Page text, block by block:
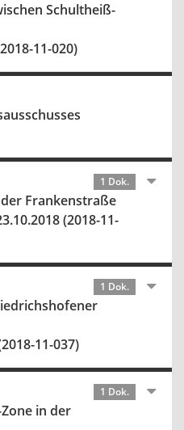
Schultheiß-
11-020)
1 Dok.
Frankenstraße
(2018-11-
1 Dok.
11-037)
1 Dok.
in der